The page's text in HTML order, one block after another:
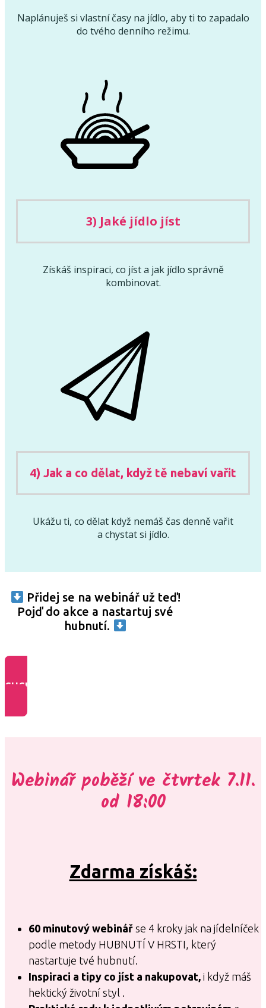
Naplánuješ si vlastní časy na jídlo, aby ti to zapadalo
do tvého denního režimu.
3) Jaké jídlo jíst
Získáš inspiraci, co jíst a jak jídlo správně
kombinovat.
4) Jak a co dělat, když tě nebaví vařit
Ukážu ti, co dělat když nemáš čas denně vařit
a chystat si jídlo.
Přidej se na webinář už teď!
Pojď do akce a nastartuj své
hubnutí.
CHCI SE PŘIDAT ZDARMA
Webinář poběží ve čtvrtek 7.11.
od 18:00
Zdarma získáš:
60 minutový webinář se 4 kroky jak na jídelníček
podle metody HUBNUTÍ V HRSTI, který
nastartuje tvé hubnutí.
Inspiraci a tipy co jíst a nakupovat, i když máš
hektický životní styl .